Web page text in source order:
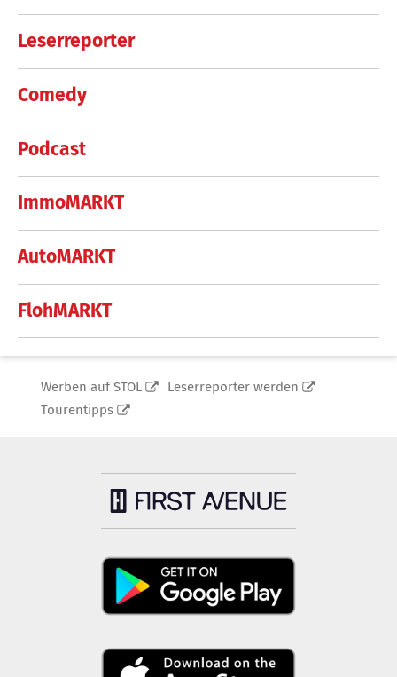
Leserreporter
Comedy
Podcast
ImmoMARKT
AutoMARKT
FlohMARKT
Werben auf STOL
Leserreporter werden
Tourentipps